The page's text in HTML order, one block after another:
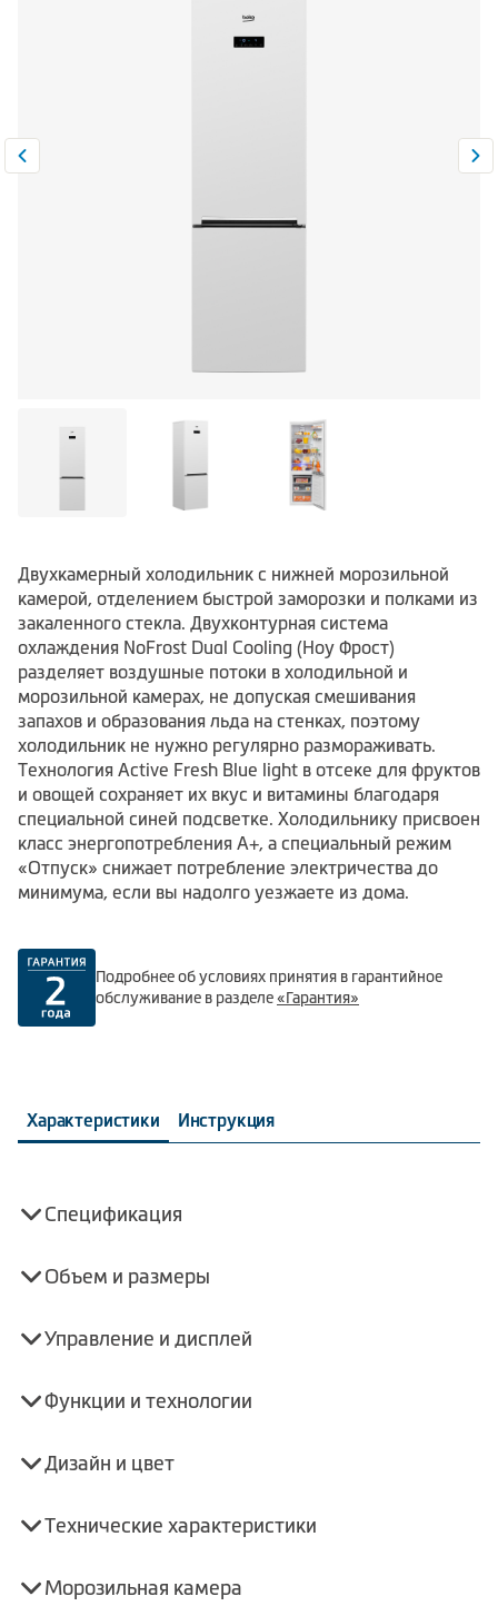
Климатическая техника
Двухкамерный холодильник с нижней морозильной
камерой, отделением быстрой заморозки и полками из
закаленного стекла. Двухконтурная система
охлаждения NoFrost Dual Cooling (Ноу Фрост)
разделяет воздушные потоки в холодильной и
морозильной камерах, не допуская смешивания
запахов и образования льда на стенках, поэтому
холодильник не нужно регулярно размораживать.
Технология Active Fresh Blue light в отсеке для фруктов
и овощей сохраняет их вкус и витамины благодаря
специальной синей подсветке. Холодильнику присвоен
класс энергопотребления А+, а специальный режим
«Отпуск» снижает потребление электричества до
минимума, если вы надолго уезжаете из дома.
Подробнее об условиях принятия в гарантийное
обслуживание в разделе«Гарантия»
Характеристики Инструкция
Спецификация
Объем и размеры
Управление и дисплей
Функции и технологии
Дизайн и цвет
Технические характеристики
Морозильная камера